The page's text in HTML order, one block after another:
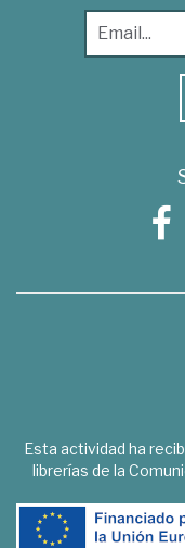
Esta actividad ha
librerías de la